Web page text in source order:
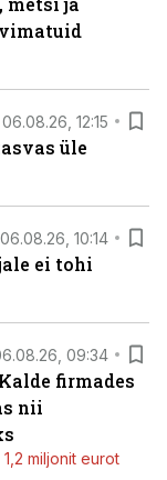
06.08.26, 12:15
üle
06.08.26, 10:14
ei tohi
09:34
firmades
nii
miljonit eurot